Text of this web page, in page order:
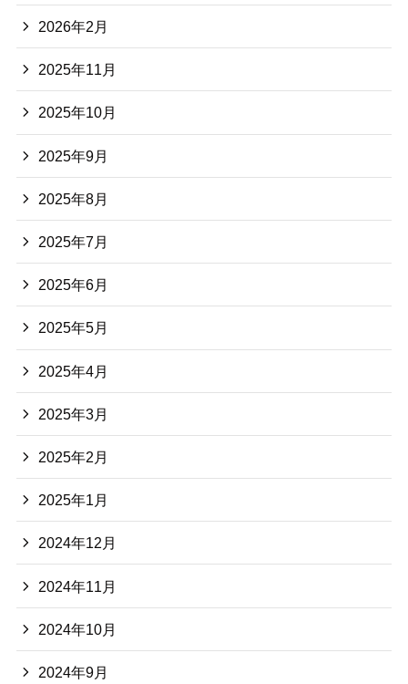
2026年2月
2025年11月
2025年10月
2025年9月
2025年8月
2025年7月
2025年6月
2025年5月
2025年4月
2025年3月
2025年2月
2025年1月
2024年12月
2024年11月
2024年10月
2024年9月